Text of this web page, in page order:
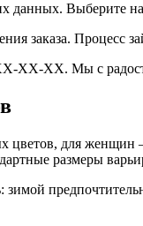
данных. Выберите
заказа. Процесс
XX-XX. Мы с
для женщин
размеры